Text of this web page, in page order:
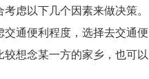
虑以下几个因素来做决策。
通便利程度，选择去交通便
想念某一方的家乡，也可以